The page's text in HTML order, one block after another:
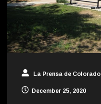
La Prensa de Colorado
December 25, 2020